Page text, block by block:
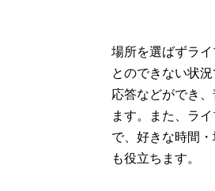
場所を選ばずラ
とのできない状
応答などができ
ます。また、ラ
で、好きな時間
も役立ちます。